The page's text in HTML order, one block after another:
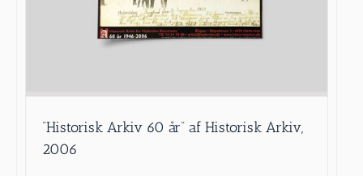
”Historisk Arkiv 60 år” af Historisk Arkiv,
2006